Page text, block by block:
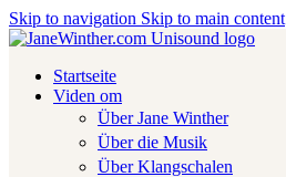
Skip to navigation Skip to main content
Startseite
Viden om
Über Jane Winther
Über die Musik
Über Klangschalen